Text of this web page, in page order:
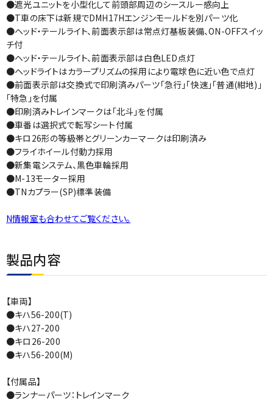
●遮光ユニットを小型化して前頭部周辺のシースルー感向上
●T車の床下は新規でDMH17Hエンジンモールドを別パーツ化
●ヘッド・テールライト、前面表示部は常点灯基板装備、ON-OFFスイッ
チ付
●ヘッド・テールライト、前面表示部は白色LED点灯
●ヘッドライトはカラープリズムの採用により電球色に近い色で点灯
●前面表示部は交換式で印刷済みパーツ「急行」「快速」「普通(紺地)」
「特急」を付属
●印刷済みトレインマークは「北斗」を付属
●車番は選択式で転写シート付属
●キロ26形の等級帯とグリーンカーマークは印刷済み
●フライホイール付動力採用
●新集電システム、黒色車輪採用
●M-13モーター採用
●TNカプラー(SP)標準装備
N情報室も合わせてご覧ください。
製品内容
【車両】
●キハ56-200(T)
●キハ27-200
●キロ26-200
●キハ56-200(M)
【付属品】
●ランナーパーツ：トレインマーク